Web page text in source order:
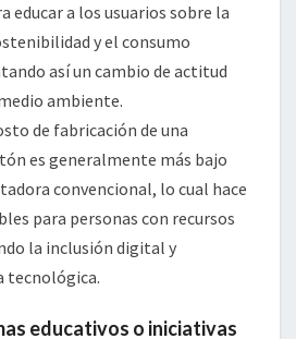
educar a los usuarios sobre la
y el consumo
así un cambio de actitud
ambiente.
de fabricación de una
es generalmente más bajo
convencional, lo cual hace
para personas con recursos
la inclusión digital y
tecnológica.
educativos o iniciativas